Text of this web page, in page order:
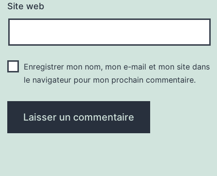
Site web
Enregistrer mon nom, mon e-mail et mon site dans
le navigateur pour mon prochain commentaire.